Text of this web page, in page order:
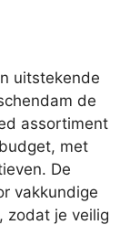
uitstekende
de
assortiment
met
De
vakkundige
zodat je veilig